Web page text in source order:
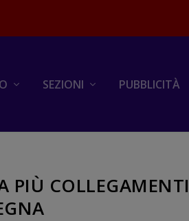
SEZIONI PUBBLICITÀ
PIÙ COLLEGAMENTI